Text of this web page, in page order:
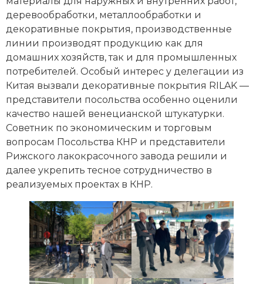
деревообработки, металлообработки и
декоративные покрытия, производственные
линии производят продукцию как для
домашних хозяйств, так и для промышленных
потребителей. Особый интерес у делегации из
Китая вызвали декоративные покрытия RILAK —
представители посольства особенно оценили
качество нашей венецианской штукатурки.
Советник по экономическим и торговым
вопросам Посольства КНР и представители
Рижского лакокрасочного завода решили и
далее укрепить тесное сотрудничество в
реализуемых проектах в КНР.